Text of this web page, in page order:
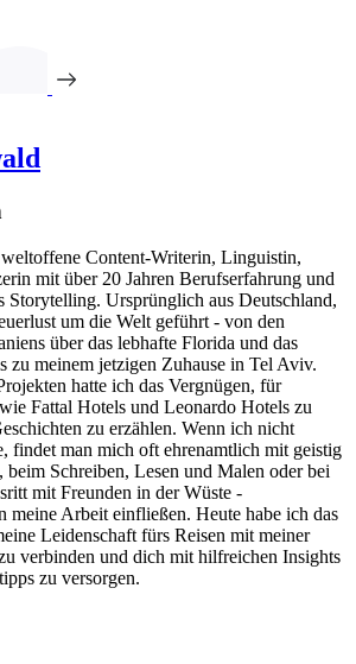
Content-Writerin, Linguistin,
mit über 20 Jahren Berufserfahrung und
Storytelling. Ursprünglich aus Deutschland,
um die Welt geführt - von den
über das lebhafte Florida und das
zu meinem jetzigen Zuhause in Tel Aviv.
hatte ich das Vergnügen, für
Fattal Hotels und Leonardo Hotels zu
zu erzählen. Wenn ich nicht
findet man mich oft ehrenamtlich mit geistig
beim Schreiben, Lesen und Malen oder bei
mit Freunden in der Wüste -
meine Arbeit einfließen. Heute habe ich das
Leidenschaft fürs Reisen mit meiner
verbinden und dich mit hilfreichen Insights
zu versorgen.